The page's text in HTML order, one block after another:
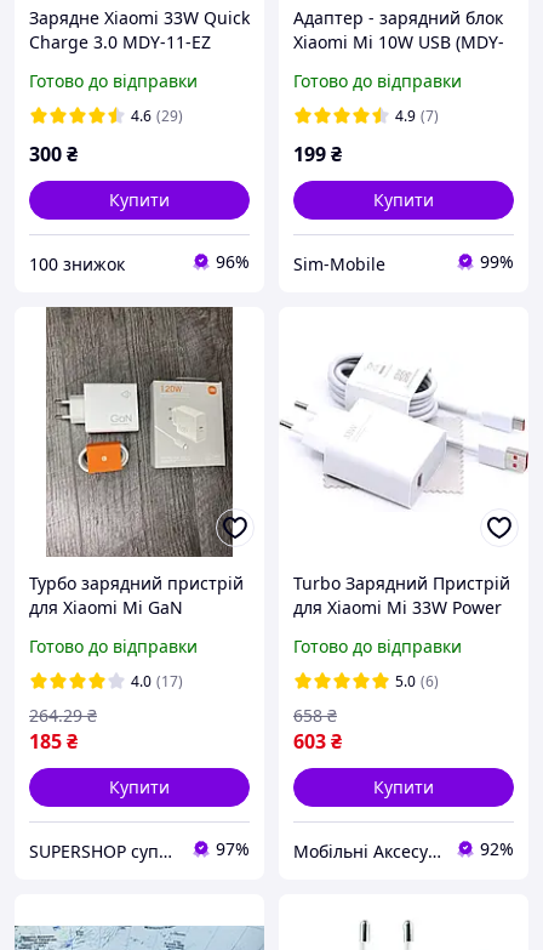
Зарядне Xiaomi 33W Quick
Charge 3.0 MDY-11-EZ
Готово до відправки
4.6 (29)
300₴
Купити
100 знижок 96%
Адаптер - зарядний блок
Xiaomi Mi 10W USB (MDY-
упаковки)
Готово до відправки
4.9 (7)
199₴
Купити
Sim-Mobile 99%
Турбо зарядний пристрій
для Xiaomi Mi GaN
Кабель Type C- Type C
(MDY-K70 Pro)
Готово до відправки
4.0 (17)
185₴
264.29 ₴
Купити
SUPERSHOP супер ціни, супер вибір, супер покупки! 97%
Turbo Зарядний Пристрій
для Xiaomi Mi 33W Power
(MDY-11-EZ)
Готово до відправки
5.0 (6)
603₴
658 ₴
Купити
Мобільні Аксесуари та Електроніка 92%